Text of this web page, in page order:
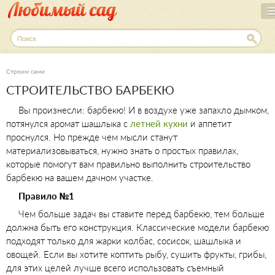
Перейти
к
содержанию
П
о
и
к
Строим сами
СТРОИТЕЛЬСТВО БАРБЕКЮ
Вы произнесли: барбекю! И в воздухе уже запахло дымком,
потянулся аромат шашлыка с летней кухни и аппетит
проснулся. Но прежде чем мысли станут
материализовываться, нужно знать о простых правилах,
которые помогут вам правильно выполнить строительство
барбекю на вашем дачном участке.
Правило №1
Чем больше задач вы ставите перед барбекю, тем больше
должна быть его конструкция. Классические модели барбекю
подходят только для жарки колбас, сосисок, шашлыка и
овощей. Если вы хотите коптить рыбу, сушить фрукты, грибы,
для этих целей лучше всего использовать съемный